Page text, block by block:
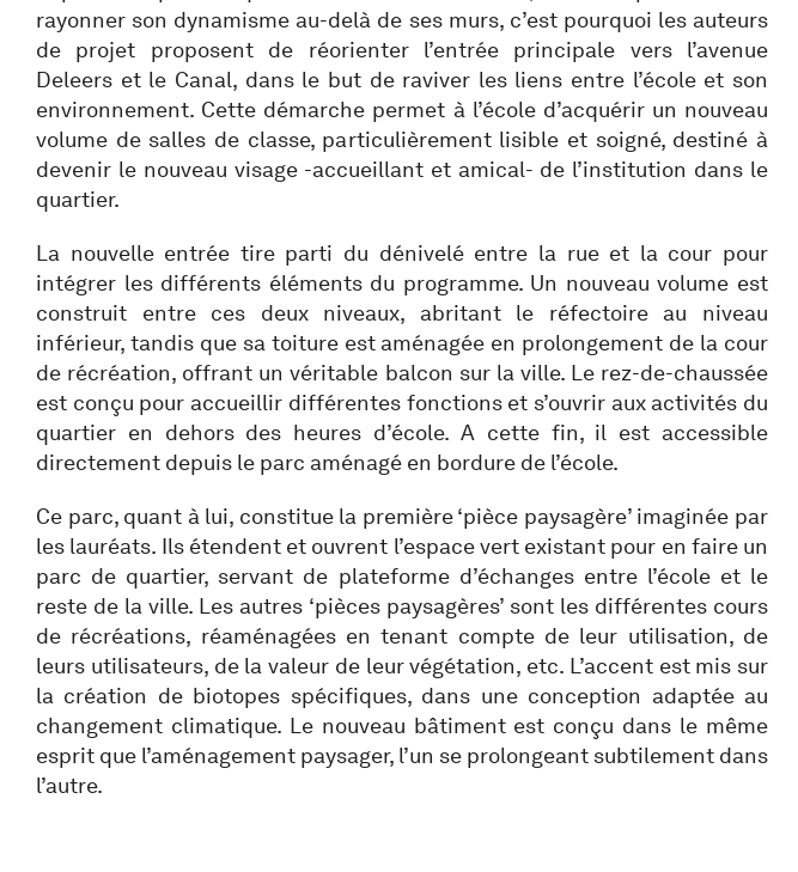
rayonner son dynamisme au-delà de ses murs, c’est pourquoi les auteurs
de projet proposent de réorienter l’entrée principale vers l’avenue
Deleers et le Canal, dans le but de raviver les liens entre l’école et son
environnement. Cette démarche permet à l’école d’acquérir un nouveau
volume de salles de classe, particulièrement lisible et soigné, destiné à
devenir le nouveau visage -accueillant et amical- de l’institution dans le
quartier.
La nouvelle entrée tire parti du dénivelé entre la rue et la cour pour
intégrer les différents éléments du programme. Un nouveau volume est
construit entre ces deux niveaux, abritant le réfectoire au niveau
inférieur, tandis que sa toiture est aménagée en prolongement de la cour
de récréation, offrant un véritable balcon sur la ville. Le rez-de-chaussée
est conçu pour accueillir différentes fonctions et s’ouvrir aux activités du
quartier en dehors des heures d’école. A cette fin, il est accessible
directement depuis le parc aménagé en bordure de l’école.
Ce parc, quant à lui, constitue la première ‘pièce paysagère’ imaginée par
les lauréats. Ils étendent et ouvrent l’espace vert existant pour en faire un
parc de quartier, servant de plateforme d’échanges entre l’école et le
reste de la ville. Les autres ‘pièces paysagères’ sont les différentes cours
de récréations, réaménagées en tenant compte de leur utilisation, de
leurs utilisateurs, de la valeur de leur végétation, etc. L’accent est mis sur
la création de biotopes spécifiques, dans une conception adaptée au
changement climatique. Le nouveau bâtiment est conçu dans le même
esprit que l’aménagement paysager, l’un se prolongeant subtilement dans
l’autre.